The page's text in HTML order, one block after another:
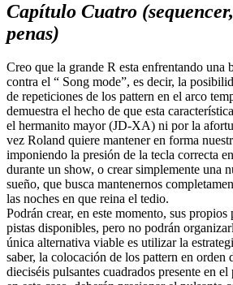
Capítulo Cuatro
penas)
Creo que la grande R esta enfrentando una
contra el “ Song mode”, es decir, la
de repeticiones de los pattern en el arco
demuestra el hecho de que esta
el hermanito mayor (JD-XA) ni por la
vez Roland quiere mantener en forma
imponiendo la presión de la tecla correcta
durante un show, o crear simplemente una
sueño, que busca mantenernos
las noches en que reina el tedio.
Podrán crear, en este momento, sus propios
pistas disponibles, pero no podrán
única alternativa viable es utilizar la
saber, la colocación de los pattern en orden
dieciséis pulsantes cuadrados presente en